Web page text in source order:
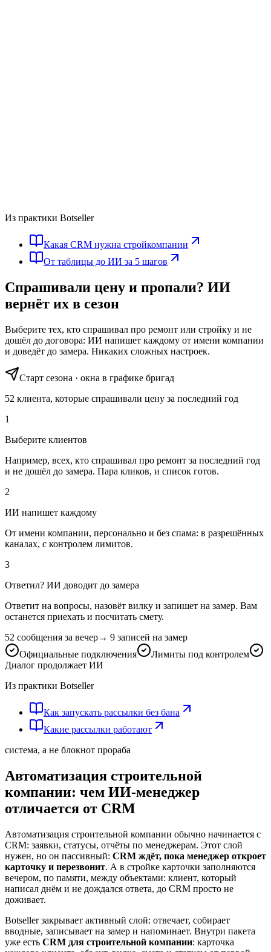
Из практики Botseller
Какая CRM нужна стройкомпании
От таблицы до ИИ за 5 шагов
Спрашивали цену и пропали? ИИ
вернёт их в сезон
Выберите тех, кто спрашивал про ремонт или стройку и не
дошёл до договора: ИИ напишет каждому от имени компании
и доведёт до замера. Никаких сложных настроек.
Старт сезона · окна в графике бригад
52 клиента, которые спрашивали цену за последний год
1
Выберите клиентов
Например, всех, кто спрашивал про ремонт за последний год
и не дошёл до замера. Пара кликов, и список готов.
2
ИИ напишет каждому
От имени компании, персонально и без спама: в разрешённых
каналах, с контролем лимитов.
3
Ответил? ИИ доводит до замера
Ответит на вопросы, назовёт вилку и запишет на замер. Вам
останется приехать и посчитать смету.
52 сообщения за вечер→ 9 записей на замер
Официальные подключения
Лимиты под контролем
Диалог продолжает ИИ
Из практики Botseller
Как запускать рассылки без бана
Какие рассылки работают
система, а не блокнот прораба
Автоматизация строительной
компании: чем ИИ-менеджер
отличается от CRM
Автоматизация строительной компании обычно начинается с
CRM: заявки, статусы, отчёты по менеджерам. Этот слой
нужен, но он пассивный: CRM ждёт, пока менеджер откроет
карточку и перезвонит. А в стройке карточки заполняются
вечером, по памяти, между объектами: клиент, который
написал днём и не дождался ответа, до CRM просто не
доживает.
Botseller закрывает активный слой: отвечает, собирает
вводные, записывает на замер и напоминает. Внутри пакета
уже есть CRM для строительной компании: карточка